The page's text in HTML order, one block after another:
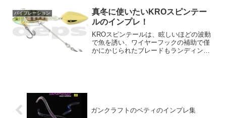
えばいいのか？そんな人のために、この
記事では、・定番のワーム...
バイブレーション
真冬に使いたいKROスピンテー
ルのインプレ！
KROスピンテールは、眩しいほどの波動
で魚を誘い、ワイヤーフックの補助で僅
かにかじられたブレードもランディング
ガンクラフトのベティのインプレ集